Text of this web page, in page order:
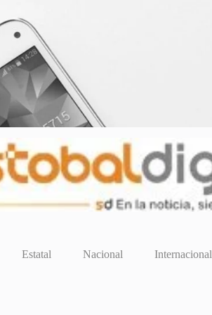
Estatal Nacional Internacional